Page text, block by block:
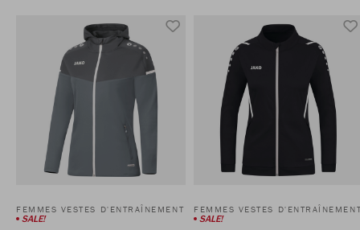
FEMMES VESTES D'ENTRAÎNEMENT
SALE!
FEMMES VESTES
SALE!